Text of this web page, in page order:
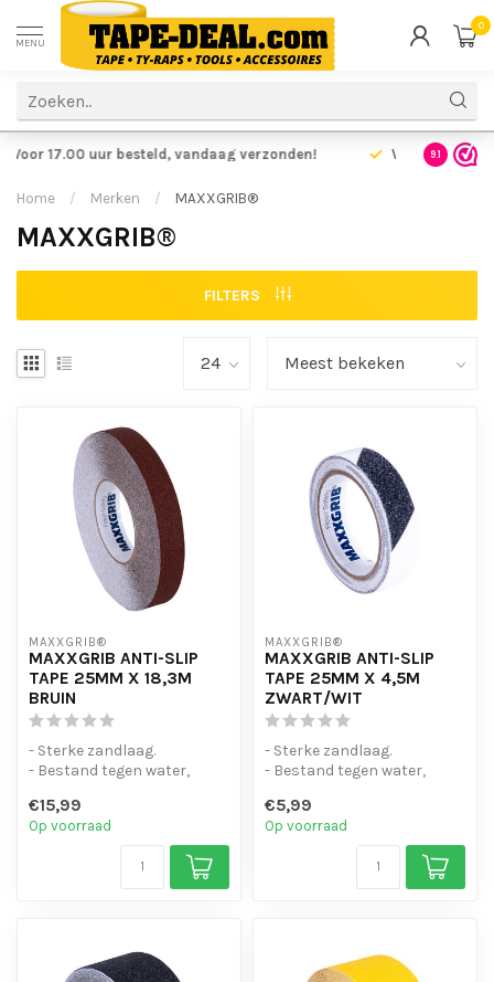
MENU
0
Voor 17.00 uur besteld,vandaag verzonden! 9.1
Home / Merken / MAXXGRIB®
MAXXGRIB®
FILTERS
MAXXGRIB®
MAXXGRIB ANTI-SLIP
TAPE 25MM X 18,3M
BRUIN
- Sterke zandlaag.
- Bestand tegen water,
- Is eenvo...
€15,99
Op voorraad
MAXXGRIB®
MAXXGRIB ANTI-SLIP
TAPE 25MM X 4,5M
ZWART/WIT
- Sterke zandlaag.
- Bestand tegen water,
- Is eenvo...
€5,99
Op voorraad